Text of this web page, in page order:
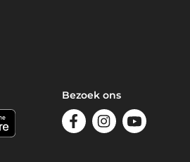
Bezoek ons